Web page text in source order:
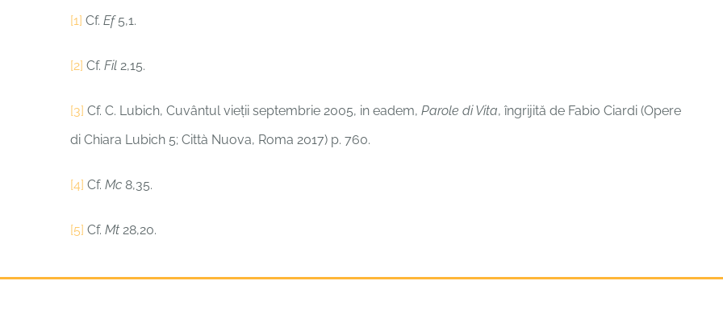
[1] Cf. Ef5,1.
[2] Cf. Fil 2,15.
[3] Cf. C. Lubich, Cuvântul vieții septembrie 2005, in eadem, Parole di Vita, îngrijită de Fabio Ciardi (Opere
di Chiara Lubich 5; Città Nuova, Roma 2017) p. 760.
[4] Cf. Mc 8,35.
[5] Cf. Mt 28,20.